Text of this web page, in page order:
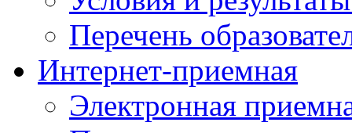
Перечень
Интернет-приемная
Электронная